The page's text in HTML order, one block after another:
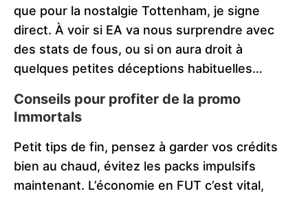
que pour la nostalgie Tottenham, je signe
direct. À voir si EA va nous surprendre avec
des stats de fous, ou si on aura droit à
quelques petites déceptions habituelles…
Conseils pour profiter de la promo
Immortals
Petit tips de fin, pensez à garder vos crédits
bien au chaud, évitez les packs impulsifs
maintenant. L’économie en FUT c’est vital,